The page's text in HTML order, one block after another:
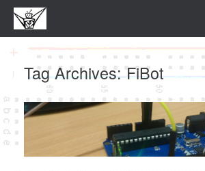
Skip
content
Tag Archives:FiBot